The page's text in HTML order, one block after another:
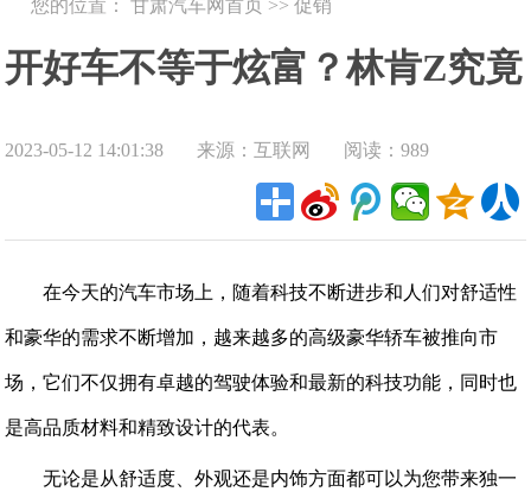
您的位置：甘肃汽车网首页 >>促销
开好车不等于炫富？林肯Z究竟
实力如何
2023-05-12 14:01:38 来源：互联网 阅读：989
在今天的汽车市场上，随着科技不断进步和人们对舒适性
和豪华的需求不断增加，越来越多的高级豪华轿车被推向市
场，它们不仅拥有卓越的驾驶体验和最新的科技功能，同时也
是高品质材料和精致设计的代表。
无论是从舒适度、外观还是内饰方面都可以为您带来独一